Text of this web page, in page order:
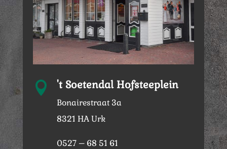
 't Soetendal Hofsteeplein
Bonairestraat 3a
8321 HA Urk
0527 – 68 51 61